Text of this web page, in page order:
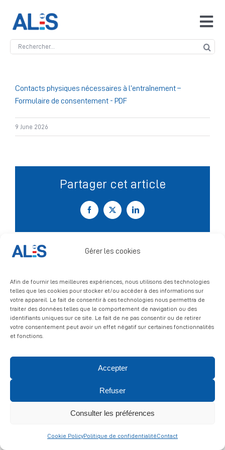
Gérer les cookies
Afin de fournir les meilleures expériences, nous utilisons des technologies
telles que les cookies pour stocker et/ou accéder à des informations sur
votre appareil. Le fait de consentir à ces technologies nous permettra de
traiter des données telles que le comportement de navigation ou des
identifiants uniques sur ce site. Le fait de ne pas consentir ou de retirer
votre consentement peut avoir un effet négatif sur certaines fonctionnalités
et fonctions.
Accepter
Refuser
Consulter les préférences
Cookie PolicyPolitique de confidentialitéContact
content
Search
Accueil
ALIS
Antidopage
Manipulation des compétitions
Signalement
Contacts physiques nécessaires à l’entraînement –
Formulaire de consentement - PDF
9 June 2026
Partager cet article
Facebook
X LinkedIn
Politique de confidentialité|Politique de cookies